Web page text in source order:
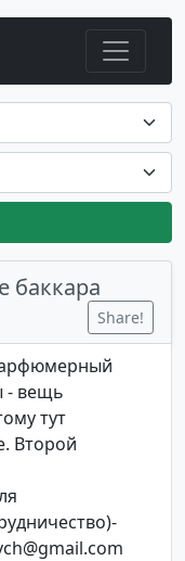
баккара
Share!
- вещь
тут
Второй